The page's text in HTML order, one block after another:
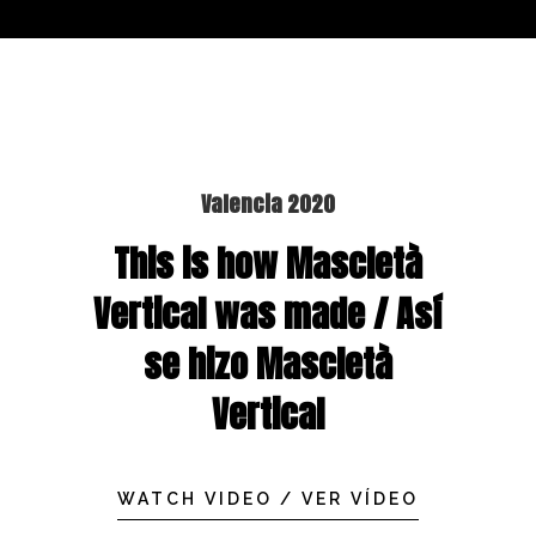
Valencia 2020
This is how Mascletà
Vertical was made / Así
se hizo Mascletà
Vertical
WATCH VIDEO / VER VÍDEO